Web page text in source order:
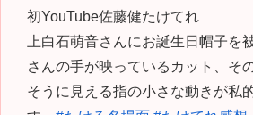
初YouTube佐藤健たけてれ
上白石萌音さんにお誕生日帽子を
さんの手が映っているカット、そ
そうに見える指の小さな動きが私